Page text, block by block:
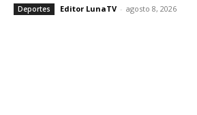
Deportes Editor LunaTV - agosto 8, 2026